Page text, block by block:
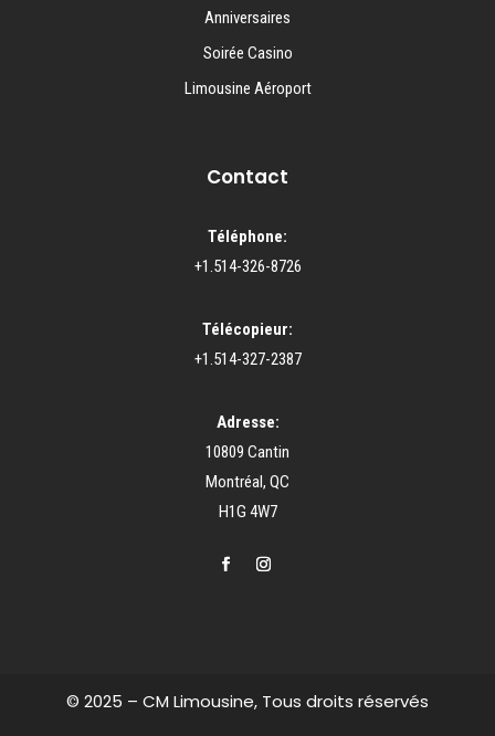
Anniversaires
Soirée Casino
Limousine Aéroport
Contact
Téléphone:
+1.514-326-8726
Télécopieur:
+1.514-327-2387
Adresse:
10809 Cantin
Montréal, QC
H1G 4W7
© 2025 – CM Limousine, Tous droits réservés